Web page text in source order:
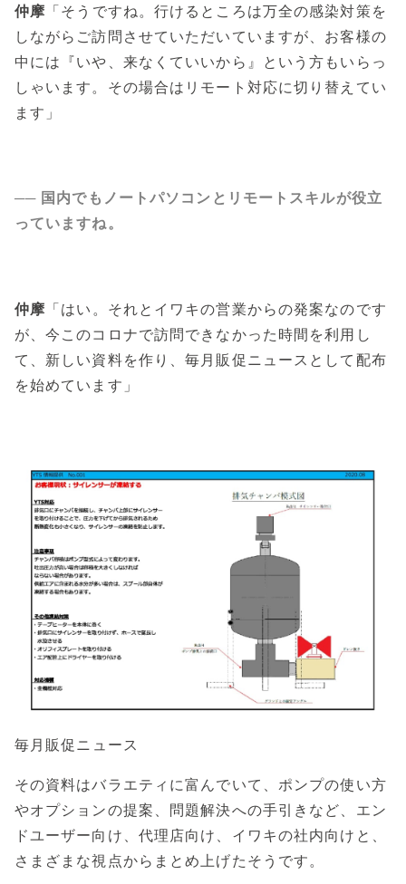
仲摩 「そうですね。行けるところは万全の感染対策を
しながらご訪問させていただいていますが、お客様の
中には『いや、来なくていいから』という方もいらっ
しゃいます。その場合はリモート対応に切り替えてい
ます」
── 国内でもノートパソコンとリモートスキルが役立
っていますね。
仲摩 「はい。それとイワキの営業からの発案なのです
が、今このコロナで訪問できなかった時間を利用し
て、新しい資料を作り、毎月販促ニュースとして配布
を始めています」
毎月販促ニュース
その資料はバラエティに富んでいて、ポンプの使い方
やオプションの提案、問題解決への手引きなど、エン
ドユーザー向け、代理店向け、イワキの社内向けと、
さまざまな視点からまとめ上げたそうです。